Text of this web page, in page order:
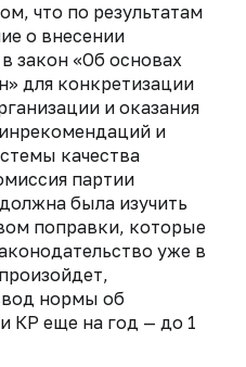
что по результатам
о внесении
закон «Об основах
для конкретизации
и оказания
и
качества
партии
была изучить
поправки, которые
уже в
нормы об
КР еще на год — до 1